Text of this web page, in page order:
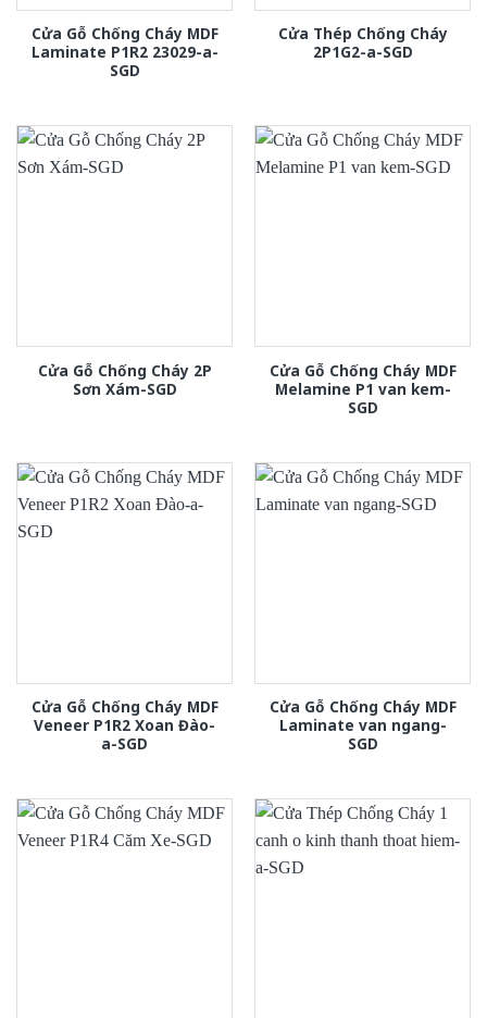
Cửa Gỗ Chống Cháy MDF
Laminate P1R2 23029-a-
SGD
Cửa Thép Chống Cháy
2P1G2-a-SGD
Cửa Gỗ Chống Cháy 2P
Sơn Xám-SGD
Cửa Gỗ Chống Cháy MDF
Melamine P1 van kem-
SGD
Cửa Gỗ Chống Cháy MDF
Veneer P1R2 Xoan Đào-
a-SGD
Cửa Gỗ Chống Cháy MDF
Laminate van ngang-
SGD